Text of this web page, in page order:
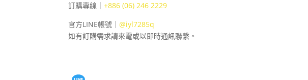
訂購專線｜+886 (06) 246 2229
官方LINE帳號｜@iyl7285q
如有訂購需求請來電或以即時通訊聯繫。